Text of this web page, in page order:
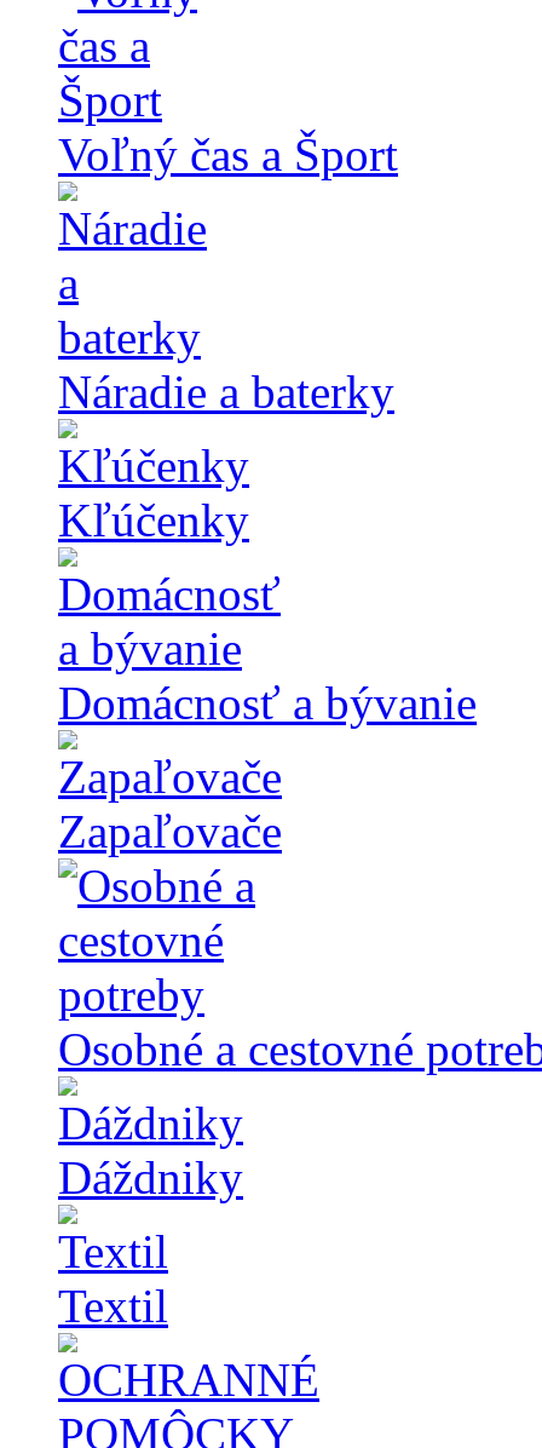
Voľný čas a Šport
Náradie a baterky
Kľúčenky
Domácnosť a bývanie
Zapaľovače
Osobné a cestovné
Dáždniky
Textil